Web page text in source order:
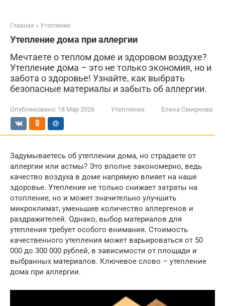
Главная » Утепление
Утепление дома при аллергии
Мечтаете о теплом доме и здоровом воздухе?
Утепление дома – это не только экономия, но и
забота о здоровье! Узнайте, как выбрать
безопасные материалы и забыть об аллергии.
Опубликовано: 18 Мар 2026 Утепление Елена Смирнова
Задумываетесь об утеплении дома, но страдаете от
аллергии или астмы? Это вполне закономерно, ведь
качество воздуха в доме напрямую влияет на наше
здоровье. Утепление не только снижает затраты на
отопление, но и может значительно улучшить
микроклимат, уменьшив количество аллергенов и
раздражителей. Однако, выбор материалов для
утепления требует особого внимания. Стоимость
качественного утепления может варьироваться от 50
000 до 300 000 рублей, в зависимости от площади и
выбранных материалов. Ключевое слово – утепление
дома при аллергии.